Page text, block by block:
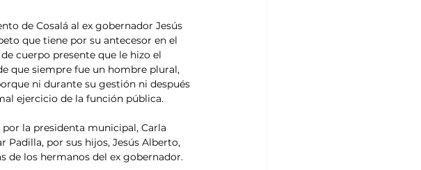
de Cosalá al ex gobernador Jesús
que tiene por su antecesor en el
cuerpo presente que le hizo el
que siempre fue un hombre plural,
ni durante su gestión ni después
ejercicio de la función pública.
la presidenta municipal, Carla
Padilla, por sus hijos, Jesús Alberto,
de los hermanos del ex gobernador.